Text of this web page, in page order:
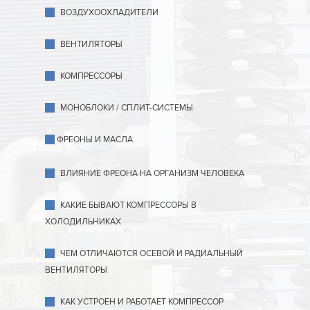
ВОЗДУХООХЛАДИТЕЛИ
ВЕНТИЛЯТОРЫ
КОМПРЕССОРЫ
МОНОБЛОКИ / СПЛИТ-СИСТЕМЫ
ФРЕОНЫ И МАСЛА
ВЛИЯНИЕ ФРЕОНА НА ОРГАНИЗМ ЧЕЛОВЕКА
КАКИЕ БЫВАЮТ КОМПРЕССОРЫ В
ХОЛОДИЛЬНИКАХ
ЧЕМ ОТЛИЧАЮТСЯ ОСЕВОЙ И РАДИАЛЬНЫЙ
ВЕНТИЛЯТОРЫ
КАК УСТРОЕН И РАБОТАЕТ КОМПРЕССОР